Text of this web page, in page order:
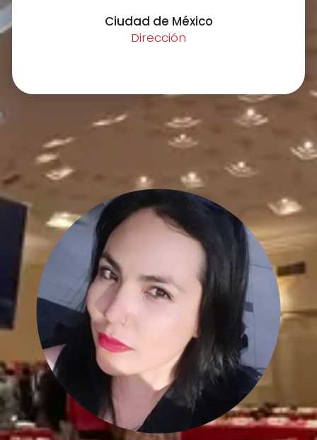
Ciudad de México
Dirección